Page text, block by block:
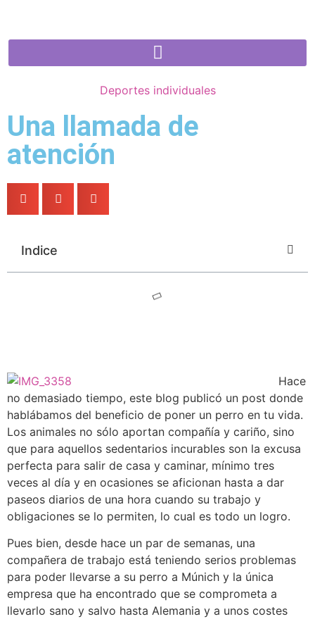
Deportes individuales
Una llamada de
atención
Indice
Hace
no demasiado tiempo, este blog publicó un post donde
hablábamos del beneficio de poner un perro en tu vida.
Los animales no sólo aportan compañía y cariño, sino
que para aquellos sedentarios incurables son la excusa
perfecta para salir de casa y caminar, mínimo tres
veces al día y en ocasiones se aficionan hasta a dar
paseos diarios de una hora cuando su trabajo y
obligaciones se lo permiten, lo cual es todo un logro.
Pues bien, desde hace un par de semanas, una
compañera de trabajo está teniendo serios problemas
para poder llevarse a su perro a Múnich y la única
empresa que ha encontrado que se comprometa a
llevarlo sano y salvo hasta Alemania y a unos costes